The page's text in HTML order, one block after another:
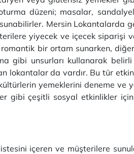
düzeni; masalar,
Mersin Lokantalarda
yiyecek ve içecek siparişi
bir ortam sunarken,
gibi unsurları kullanarak
lokantalar da vardır. Bu tür
yemeklerini deneme ve
gibi çeşitli sosyal etkinlikler
içeren ve müşterilere